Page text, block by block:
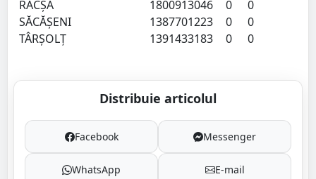
RACŞA
1800913046 0
0
SĂCĂŞENI
1387701223 0
0
TÂRŞOLŢ
1391433183 0 0
Distribuie articolul
Facebook Messenger
WhatsApp E-mail